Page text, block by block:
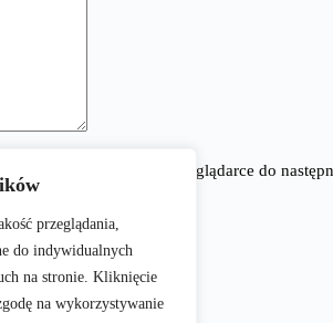
przeglądania,
do indywidualnych
na stronie. Kliknięcie
na wykorzystywanie
internetową w tej przeglądarce do